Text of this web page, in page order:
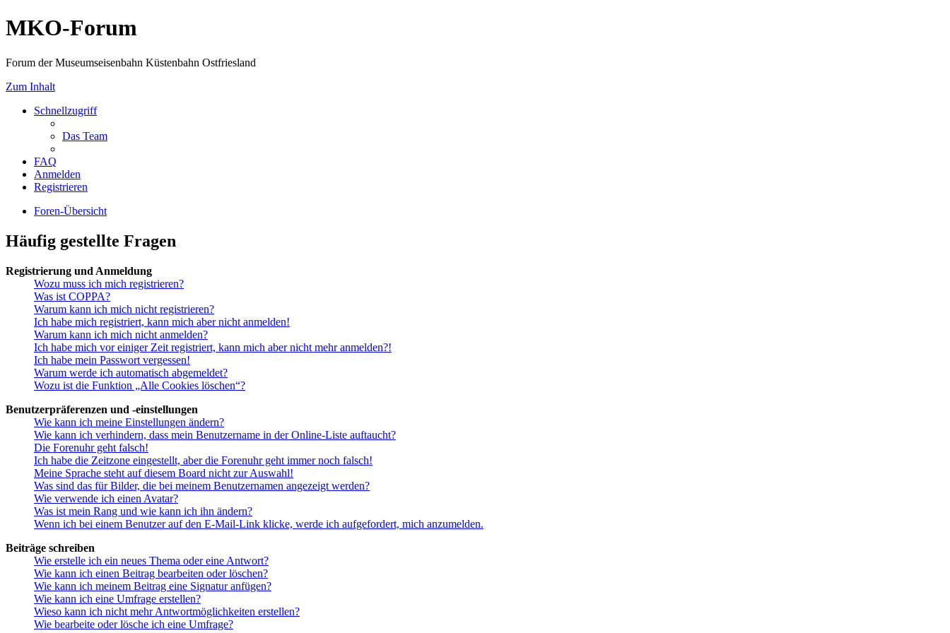
MKO-Forum
Forum der Museumseisenbahn Küstenbahn Ostfriesland
Zum Inhalt
Schnellzugriff
Das Team
FAQ
Anmelden
Registrieren
Foren-Übersicht
Häufig gestellte Fragen
Registrierung und Anmeldung
Wozu muss ich mich registrieren?
Was ist COPPA?
Warum kann ich mich nicht registrieren?
Ich habe mich registriert, kann mich aber nicht anmelden!
Warum kann ich mich nicht anmelden?
Ich habe mich vor einiger Zeit registriert, kann mich aber nicht mehr anmelden?!
Ich habe mein Passwort vergessen!
Warum werde ich automatisch abgemeldet?
Wozu ist die Funktion „Alle Cookies löschen“?
Benutzerpräferenzen und -einstellungen
Wie kann ich meine Einstellungen ändern?
Wie kann ich verhindern, dass mein Benutzername in der Online-Liste auftaucht?
Die Forenuhr geht falsch!
Ich habe die Zeitzone eingestellt, aber die Forenuhr geht immer noch falsch!
Meine Sprache steht auf diesem Board nicht zur Auswahl!
Was sind das für Bilder, die bei meinem Benutzernamen angezeigt werden?
Wie verwende ich einen Avatar?
Was ist mein Rang und wie kann ich ihn ändern?
Wenn ich bei einem Benutzer auf den E-Mail-Link klicke, werde ich aufgefordert, mich anzumelden.
Beiträge schreiben
Wie erstelle ich ein neues Thema oder eine Antwort?
Wie kann ich einen Beitrag bearbeiten oder löschen?
Wie kann ich meinem Beitrag eine Signatur anfügen?
Wie kann ich eine Umfrage erstellen?
Wieso kann ich nicht mehr Antwortmöglichkeiten erstellen?
Wie bearbeite oder lösche ich eine Umfrage?